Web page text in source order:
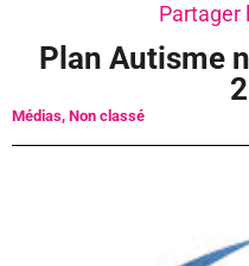
Partager
Plan Autisme
Médias, Non classé